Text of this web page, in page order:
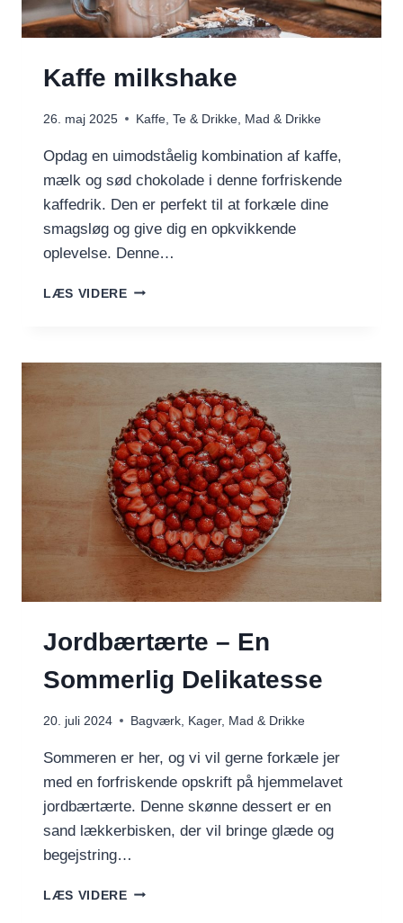
Kaffe milkshake
26. maj 2025 Kaffe, Te & Drikke Mad & Drikke
Opdag en uimodståelig kombination af kaffe,
mælk og sød chokolade i denne forfriskende
kaffedrik. Den er perfekt til at forkæle dine
smagsløg og give dig en opkvikkende
oplevelse. Denne…
LÆS VIDEREKAFFE
Jordbærtærte – En
Sommerlig Delikatesse
20. juli 2024 Bagværk Kager, Mad & Drikke
Sommeren er her, og vi vil gerne forkæle jer
med en forfriskende opskrift på hjemmelavet
jordbærtærte. Denne skønne dessert er en
sand lækkerbisken, der vil bringe glæde og
begejstring…
LÆS VIDEREJORDBÆRTÆRTE